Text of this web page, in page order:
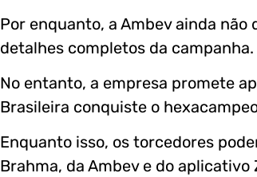
Por enquanto, a Ambev ainda
detalhes completos da campanha.
No entanto, a empresa promete
Brasileira conquiste o
Enquanto isso, os torcedores
Brahma, da Ambev e do aplicativo